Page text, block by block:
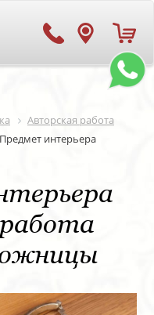
Авторская работа
Предмет интерьера